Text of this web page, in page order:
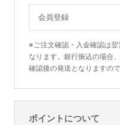
会員登録
※ご注文確認・入金確認は
なります。銀行振込の場合
確認後の発送となりますの
ポイントについて